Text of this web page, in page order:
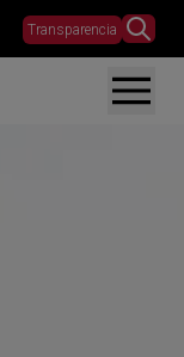
Transparencia